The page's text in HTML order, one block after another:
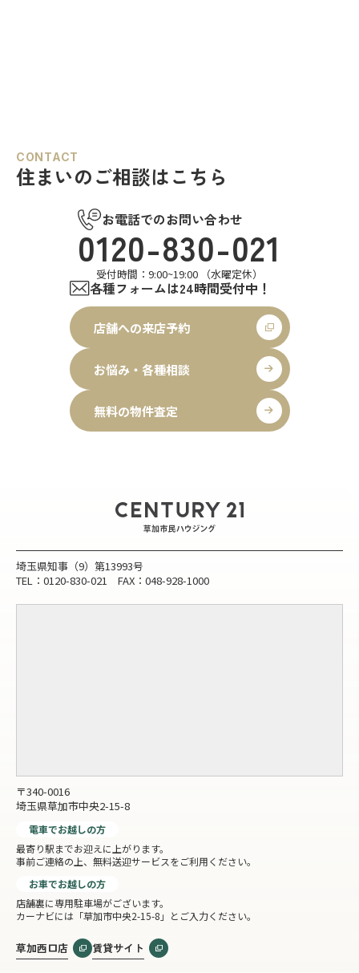
CONTACT
住まいのご相談はこちら
お電話でのお問い合わせ
0120-830-021
受付時間：9:00~19:00 （水曜定休）
各種フォームは24時間受付中！
店舗への来店予約
お悩み・各種相談
無料の物件査定
埼玉県知事（9）第13993号
TEL：0120-830-021 FAX：048-928-1000
〒340-0016
埼玉県草加市中央2-15-8
電車でお越しの方
最寄り駅までお迎えに上がります。
事前ご連絡の上、無料送迎サービスをご利用ください。
お車でお越しの方
店舗裏に専用駐車場がございます。
カーナビには「草加市中央2-15-8」とご入力ください。
草加西口店 賃貸サイト